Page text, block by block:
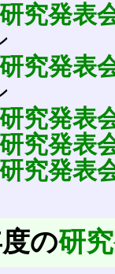
究発表
究発表
究発表
究発表
究発表
の研